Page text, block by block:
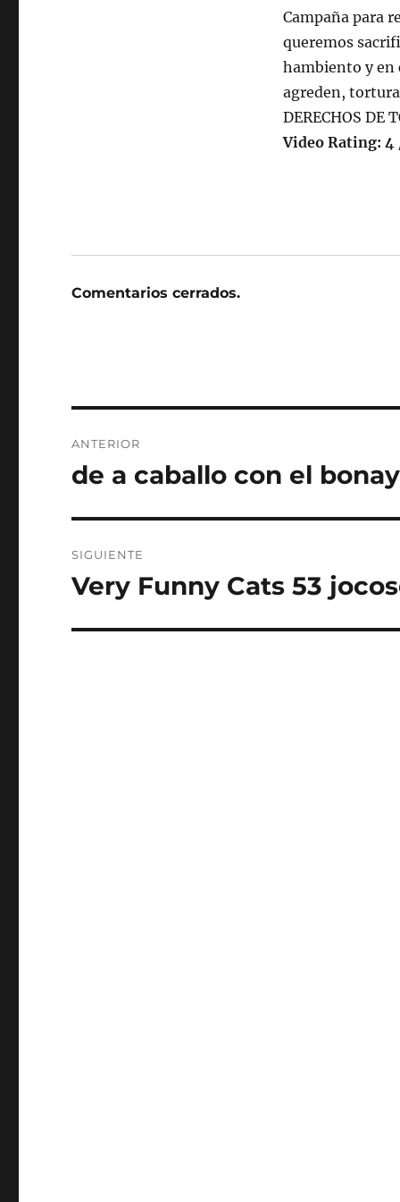
Campaña para
queremos
hambiento y en
agreden,
DERECHOS DE
Video Rating: 4
Comentarios cerrados.
de
ANTERIOR
Entrada
de a caballo con el
SIGUIENTE
Entrada
Very Funny Cats 53